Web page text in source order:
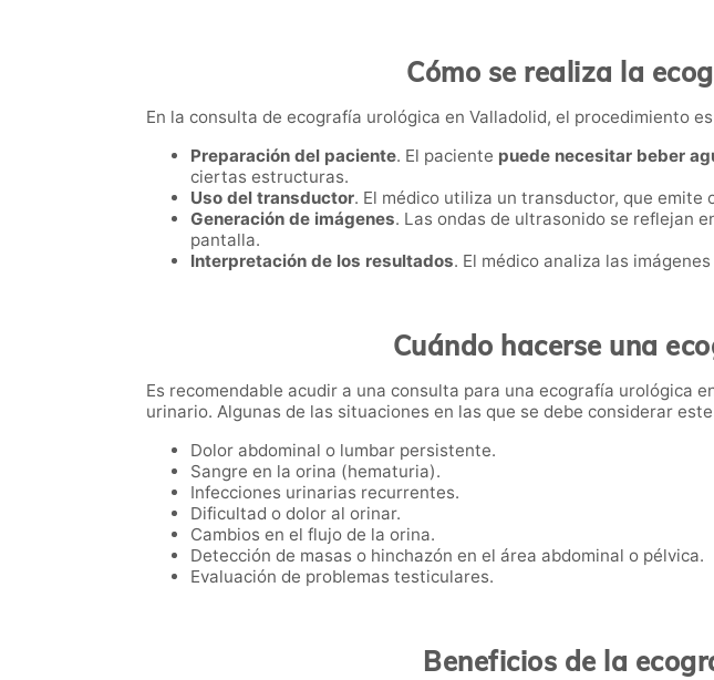
Cómo se realiza la
En la consulta de ecografía urológica en Valladolid, el procedimiento
Preparación del paciente. El paciente puede necesitar beber
ciertas estructuras.
Uso del transductor. El médico utiliza un transductor, que emite
Generación de imágenes. Las ondas de ultrasonido se reflejan
pantalla.
Interpretación de los resultados. El médico analiza las
Cuándo hacerse una
Es recomendable acudir a una consulta para una ecografía urológica
urinario. Algunas de las situaciones en las que se debe considerar
Dolor abdominal o lumbar persistente.
Sangre en la orina (hematuria).
Infecciones urinarias recurrentes.
Dificultad o dolor al orinar.
Cambios en el flujo de la orina.
Detección de masas o hinchazón en el área abdominal o pélvica.
Evaluación de problemas testiculares.
Beneficios de la